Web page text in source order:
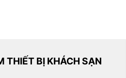
THIẾT BỊ KHÁCH SẠN